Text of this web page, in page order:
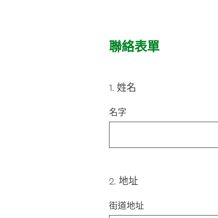
聯絡表單
Question
1. 姓名
名字
Question
2. 地址
街道地址